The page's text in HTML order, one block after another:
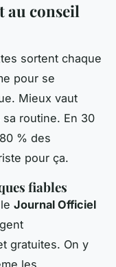
au conseil
sortent chaque
pour se
Mieux vaut
sa routine. En 30
% des
pour ça.
fiables
Journal Officiel
gratuites. On y
les